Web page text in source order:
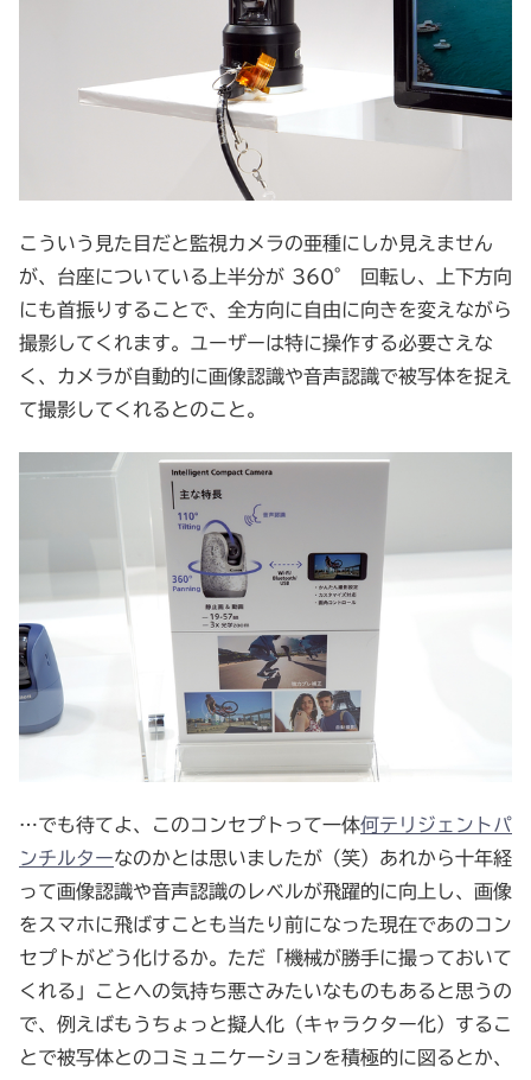
こういう見た目だと監視カメラの亜種にしか見えません
が、台座についている上半分が 360° 回転し、上下方向
にも首振りすることで、全方向に自由に向きを変えながら
撮影してくれます。ユーザーは特に操作する必要さえな
く、カメラが自動的に画像認識や音声認識で被写体を捉え
て撮影してくれるとのこと。
…でも待てよ、このコンセプトって一体何テリジェントパ
ンチルターなのかとは思いましたが（笑）あれから十年経
って画像認識や音声認識のレベルが飛躍的に向上し、画像
をスマホに飛ばすことも当たり前になった現在であのコン
セプトがどう化けるか。ただ「機械が勝手に撮っておいて
くれる」ことへの気持ち悪さみたいなものもあると思うの
で、例えばもうちょっと擬人化（キャラクター化）するこ
とで被写体とのコミュニケーションを積極的に図るとか、